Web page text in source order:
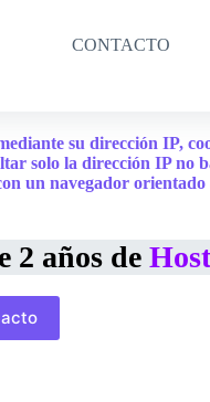
CONTACTO
su dirección IP,
solo la dirección IP no
un navegador
2 años de